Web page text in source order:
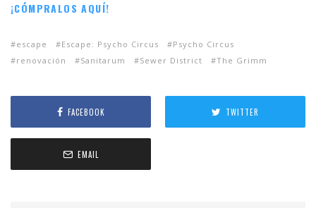
¡CÓMPRALOSAQUÍ!
escape Escape: Psycho Circus
Psycho Circus
renovación
Sanitarum Sewer District The Grimm
FACEBOOK TWITTER
EMAIL